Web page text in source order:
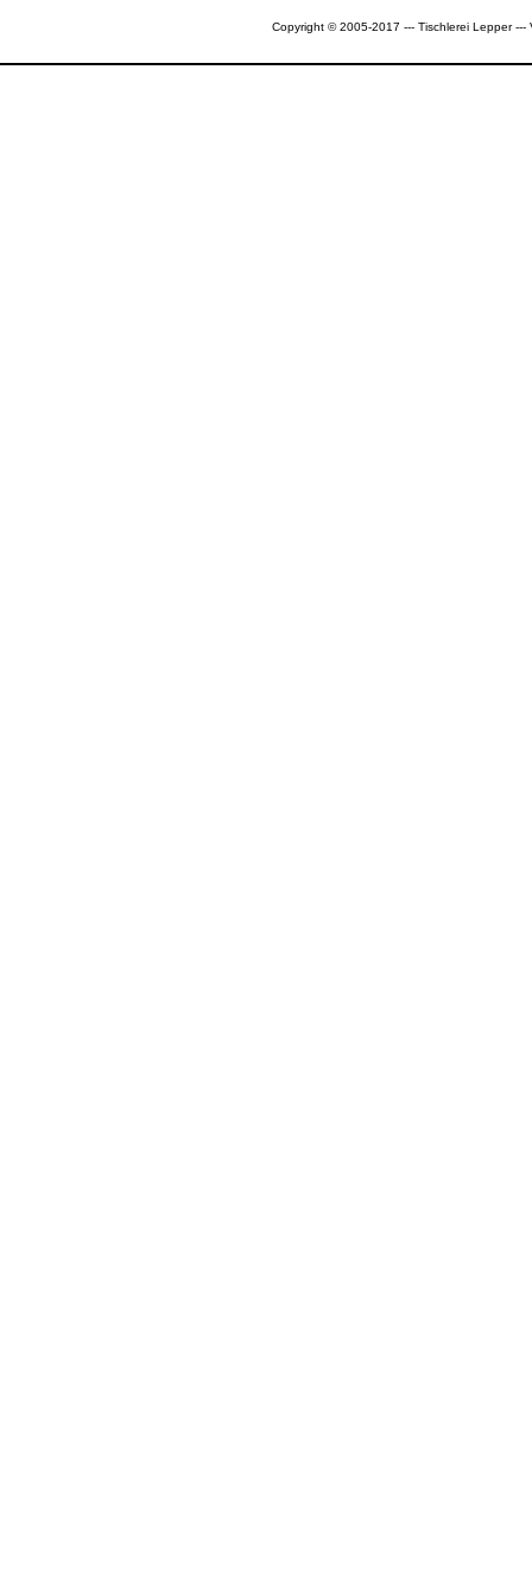
Copyright © 2005-2017 --- Tischlerei Lepper